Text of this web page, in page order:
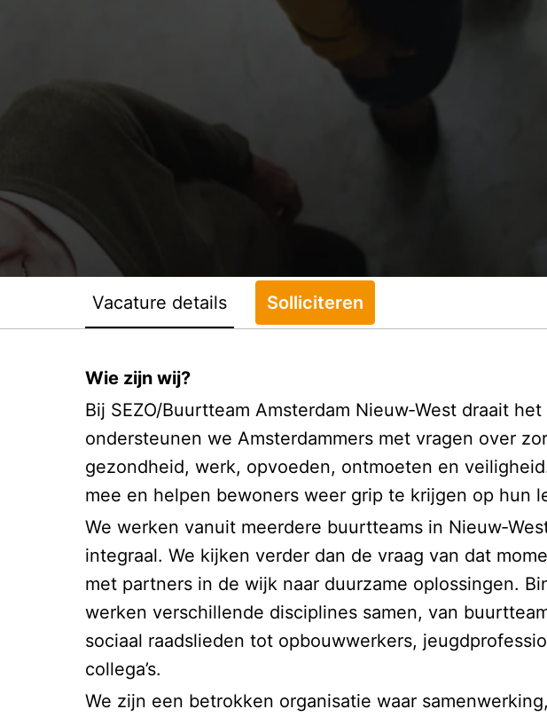
Vacature details Solliciteren
Wie zijn wij?
Bij SEZO/Buurtteam Amsterdam Nieuw‑West draait
ondersteunen we Amsterdammers met vragen over
gezondheid, werk, opvoeden, ontmoeten en
mee en helpen bewoners weer grip te krijgen op hun
We werken vanuit meerdere buurtteams in
integraal. We kijken verder dan de vraag van dat
met partners in de wijk naar duurzame oplossingen.
werken verschillende disciplines samen, van
sociaal raadslieden tot opbouwwerkers,
collega’s.
We zijn een betrokken organisatie waar